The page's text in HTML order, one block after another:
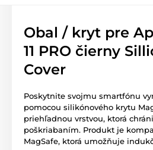
Obal / kryt pre
11 PRO čierny
Cover
Poskytnite svojmu smartfónu
pomocou silikónového krytu
priehľadnou vrstvou, ktorá
poškriabaním. Produkt je
MagSafe, ktorá umožňuje